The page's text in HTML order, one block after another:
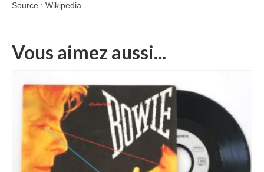
Source : Wikipedia
Vous aimez aussi...